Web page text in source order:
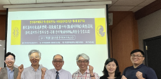
역, 어얼구나 습지, 후룬호를 직접
수계, 초원으로 이어지는 자연환경의
조사를 통해 연구진은 에벤키
목축 문화와 대흥안령 생태환경에 관한
다. 특히 중 러 접경지대인 어얼구나강